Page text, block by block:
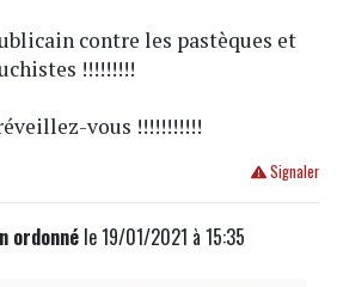
contre les pastèques et
!!!!!!!!!
vous !!!!!!!!!!!
Signaler
ordonnéle 19/01/2021 à 15:35